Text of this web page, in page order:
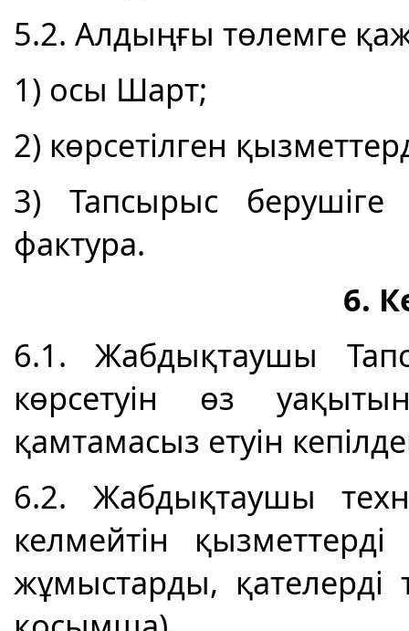
5.2. Алдыңғы төлемге
1) осы Шарт;
2) көрсетілген
3) Тапсырыс
фактура.
6.
6.1. Жабдықтаушы
көрсетуін өз
қамтамасыз етуін
6.2. Жабдықтаушы
келмейтін
жұмыстарды, қателерді